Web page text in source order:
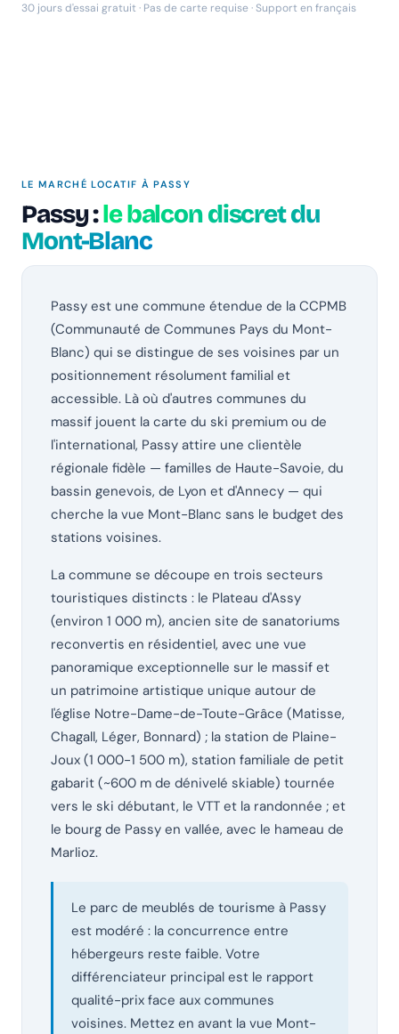
30 jours d'essai gratuit · Pas de carte requise · Support en français
LE MARCHÉ LOCATIF À PASSY
Passy :le balcon discret du
Mont-Blanc
Passy est une commune étendue de la CCPMB
(Communauté de Communes Pays du Mont-
Blanc) qui se distingue de ses voisines par un
positionnement résolument familial et
accessible. Là où d'autres communes du
massif jouent la carte du ski premium ou de
l'international, Passy attire une clientèle
régionale fidèle — familles de Haute-Savoie, du
bassin genevois, de Lyon et d'Annecy — qui
cherche la vue Mont-Blanc sans le budget des
stations voisines.
La commune se découpe en trois secteurs
touristiques distincts : le Plateau d'Assy
(environ 1 000 m), ancien site de sanatoriums
reconvertis en résidentiel, avec une vue
panoramique exceptionnelle sur le massif et
un patrimoine artistique unique autour de
l'église Notre-Dame-de-Toute-Grâce (Matisse,
Chagall, Léger, Bonnard) ; la station de Plaine-
Joux (1 000-1 500 m), station familiale de petit
gabarit (~600 m de dénivelé skiable) tournée
vers le ski débutant, le VTT et la randonnée ; et
le bourg de Passy en vallée, avec le hameau de
Marlioz.
Le parc de meublés de tourisme à Passy
est modéré : la concurrence entre
hébergeurs reste faible. Votre
différenciateur principal est le rapport
qualité-prix face aux communes
voisines. Mettez en avant la vue Mont-